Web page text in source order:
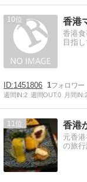
10 香港
香港
目指
1451806 1
週間IN:2 週間OUT:0 月間IN:
11 香港
元香
の旅行